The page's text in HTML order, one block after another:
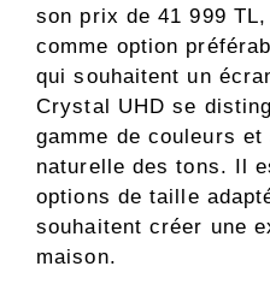
son prix de 41 999
comme option
qui souhaitent un
Crystal UHD se
gamme de couleurs
naturelle des tons. Il
options de taille
souhaitent créer une
maison.